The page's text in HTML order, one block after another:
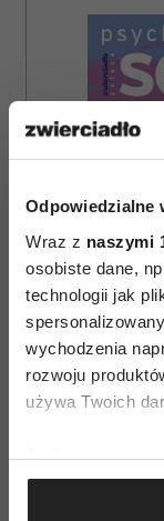
Odpowiedzialne
Wraz z naszymi
osobiste dane,
technologii jak
wychodzenia
rozwoju
używa Twoich
Jeśli wyrazisz